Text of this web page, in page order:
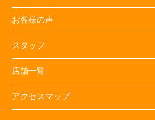
お客様の声
スタッフ
店舗一覧
アクセスマップ